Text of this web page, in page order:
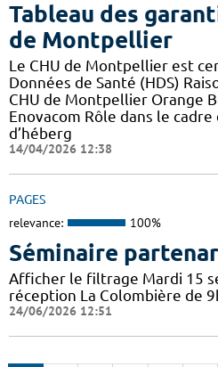
Tableau des
de Montpellier
Le CHU de Montpellier est
Données de Santé (HDS)
CHU de Montpellier Orange
Enovacom Rôle dans le
d’héberg
14/04/2026 12:38
PAGES
relevance: 100%
Séminaire
Afficher le filtrage Mardi 15
réception La Colombière de
24/06/2026 12:51